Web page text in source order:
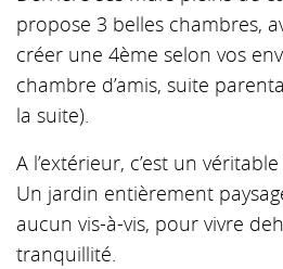
propose 3 belles chambres,
créer une 4ème selon vos
chambre d’amis, suite
la suite).
A l’extérieur, c’est un
Un jardin entièrement
aucun vis-à-vis, pour vivre
tranquillité.